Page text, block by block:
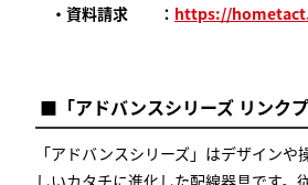
・資料請求 ： https://
■「アドバンスシリーズ リンク
「アドバンスシリーズ」はデザイン